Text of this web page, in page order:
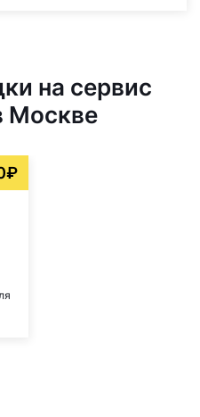
на сервис
Москве